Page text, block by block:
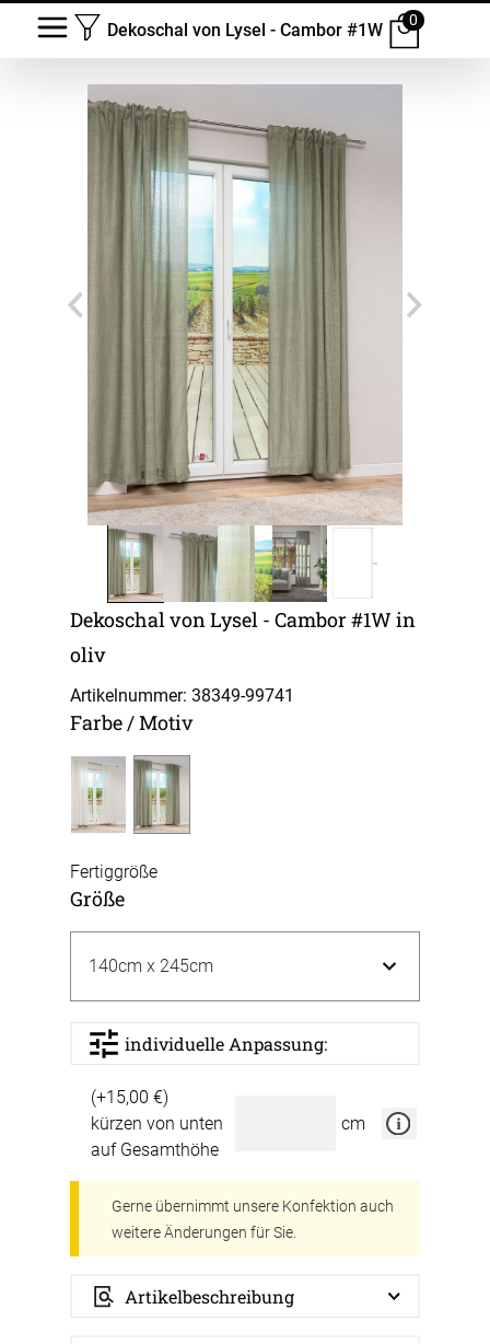
Dekoschal von Lysel - Cambor #1W
0
Dekoschal von Lysel - Cambor #1W in
oliv
Artikelnummer: 38349-99741
Farbe / Motiv
Fertiggröße
Größe
individuelle Anpassung:
(+15,00 €)
kürzen von unten
auf Gesamthöhe
cm
Gerne übernimmt unsere Konfektion auch
weitere Änderungen für Sie.
Artikelbeschreibung